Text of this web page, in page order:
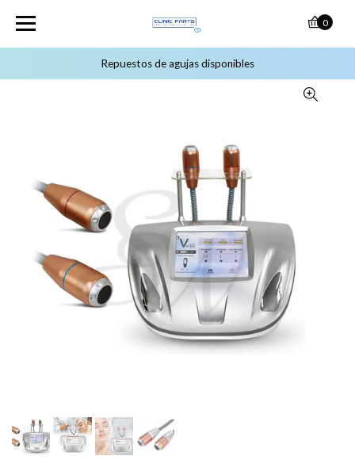
Repuestos de agujas disponibles
0